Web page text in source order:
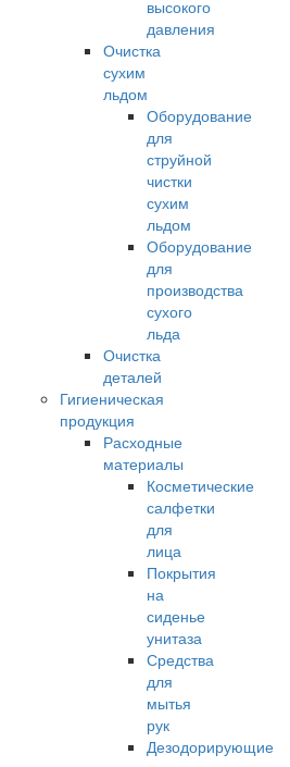
высокого
давления
Очистка
сухим
льдом
Оборудование
для
струйной
чистки
сухим
льдом
Оборудование
для
производства
сухого
льда
Очистка
деталей
Гигиеническая
продукция
Расходные
материалы
Косметические
салфетки
для
лица
Покрытия
на
сиденье
унитаза
Средства
для
мытья
рук
Дезодорирующие